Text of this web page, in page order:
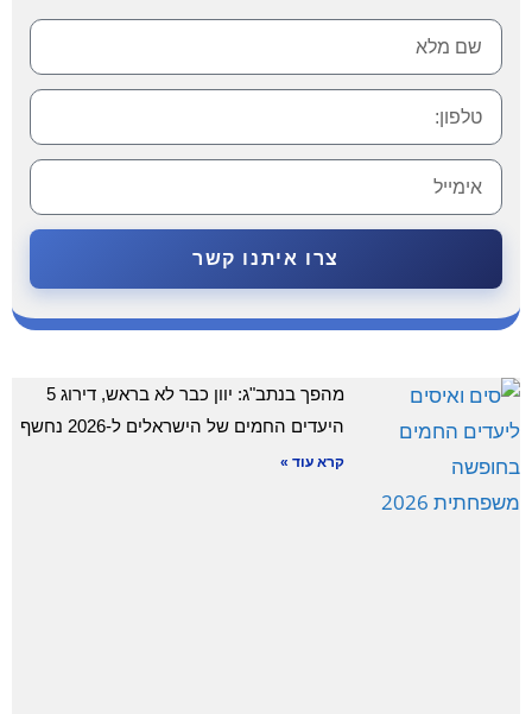
צרו איתנו קשר
מהפך בנתב"ג: יוון כבר לא בראש, דירוג 5
היעדים החמים של הישראלים ל-2026 נחשף
קרא עוד »